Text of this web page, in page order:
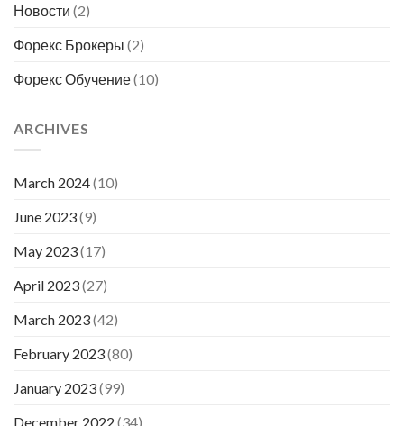
Новости (2)
Форекс Брокеры (2)
Форекс Обучение(10)
ARCHIVES
March 2024(10)
June 2023(9)
May 2023(17)
April 2023(27)
March 2023(42)
February 2023(80)
January 2023(99)
December 2022 (34)